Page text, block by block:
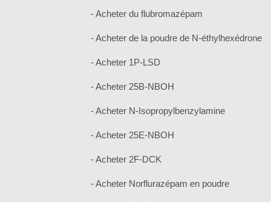
- Acheter du flubromazépam
- Acheter de la poudre de N-éthylhexédrone
- Acheter 1P-LSD
- Acheter 25B-NBOH
- Acheter N-Isopropylbenzylamine
- Acheter 25E-NBOH
- Acheter 2F-DCK
- Acheter Norflurazépam en poudre